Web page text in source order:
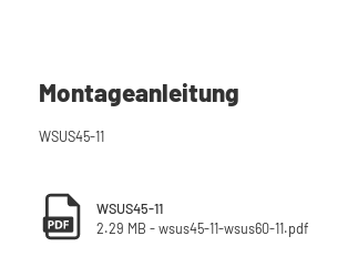
Montageanleitung
WSUS45-11
WSUS45-11
2.29 MB - wsus45-11-wsus60-11.pdf